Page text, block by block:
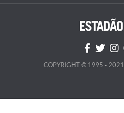
COPYRIGHT © 1995 - 2021